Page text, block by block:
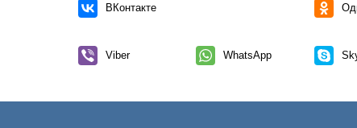
ВКонтакте
Viber WhatsApp